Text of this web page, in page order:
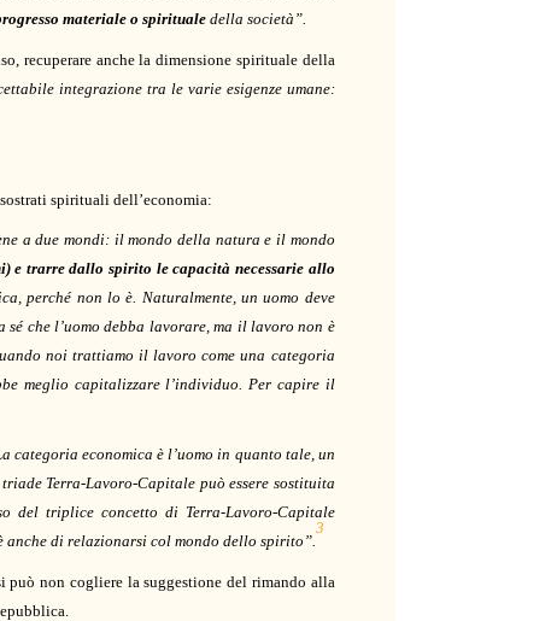
materiale o spirituale della società”.
recuperare anche la dimensione spirituale della
integrazione tra le varie esigenze umane:
spirituali dell’economia:
a due mondi: il mondo della natura e il mondo
e trarre dallo spirito le capacità necessarie allo
perché non lo è. Naturalmente, un uomo deve
che l’uomo debba lavorare, ma il lavoro non è
noi trattiamo il lavoro come una categoria
meglio capitalizzare l’individuo. Per capire il
categoria economica è l’uomo in quanto tale, un
Terra-Lavoro-Capitale può essere sostituita
del triplice concetto di Terra-Lavoro-Capitale
anche di relazionarsi col mondo dello spirito”.
3
non cogliere la suggestione del rimando alla